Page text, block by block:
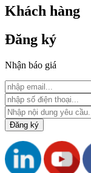
Khách hàng
Đăng ký
Nhận báo giá